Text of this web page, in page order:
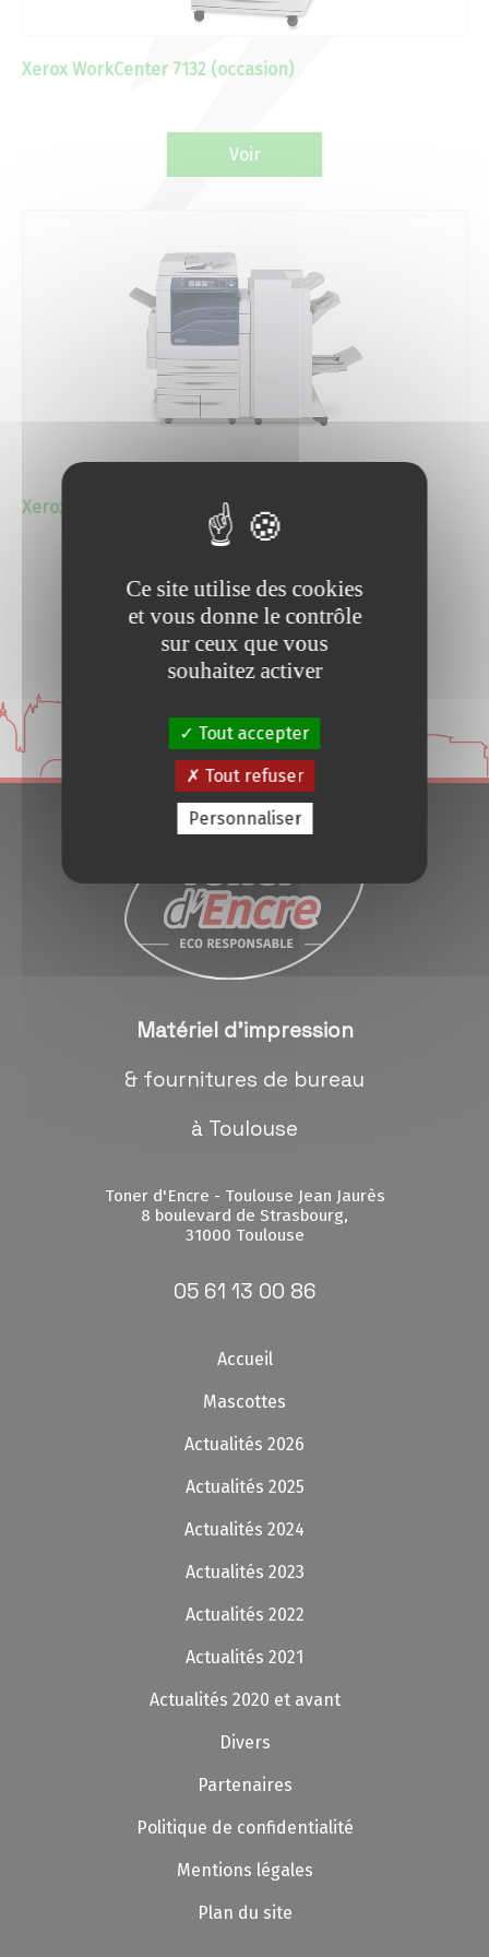
Actualités 2020 et avant
Divers
Produits
Particuliers
Catalogue
Analyse des besoins
Analyse de vos besoins
Conseils et Astuces
Notre métier
Contact/magasins
Xerox WorkCenter 7132 (occasion)
Voir
Xerox WorkCenter 7830i (occasion)
Voir
Matériel d'impression
& fournitures de bureau
à Toulouse
Toner d'Encre - Toulouse Jean Jaurès
8 boulevard de Strasbourg,
31000 Toulouse
05 61 13 00 86
Accueil
Mascottes
Actualités 2026
Actualités 2025
Actualités 2024
Actualités 2023
Actualités 2022
Actualités 2021
Actualités 2020 et avant
Divers
Partenaires
Politique de confidentialité
Mentions légales
Plan du site
Ce site utilise des cookies
et vous donne le contrôle
sur ceux que vous
souhaitez activer
Tout accepter
Tout refuser
Personnaliser